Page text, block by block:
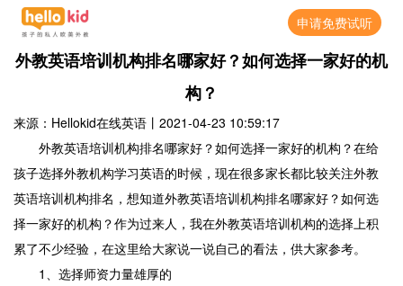
申请免费试听
外教英语培训机构排名哪家好？如何选择一家好的机
构？
来源：Hellokid在线英语 丨 2021-04-23 10:59:17
外教英语培训机构排名哪家好？如何选择一家好的机构？在给
孩子选择外教机构学习英语的时候，现在很多家长都比较关注外教
英语培训机构排名，想知道外教英语培训机构排名哪家好？如何选
择一家好的机构？作为过来人，我在外教英语培训机构的选择上积
累了不少经验，在这里给大家说一说自己的看法，供大家参考。
1、选择师资力量雄厚的